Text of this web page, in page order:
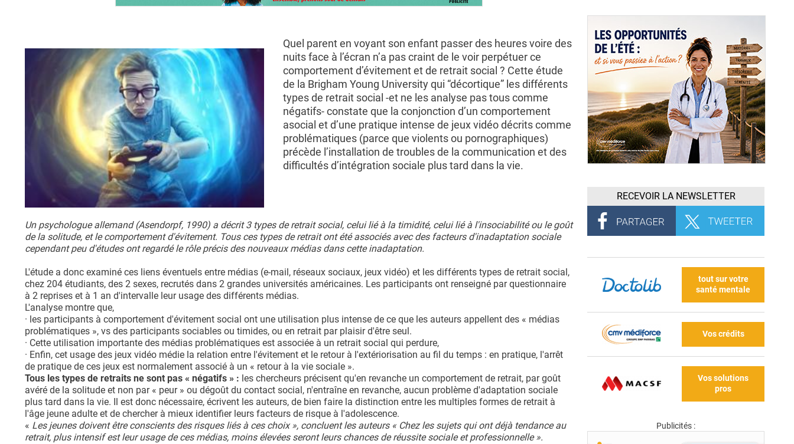
Quel parent en voyant son enfant passer des heures voire des
nuits face à l’écran n’a pas craint de le voir perpétuer ce
comportement d’évitement et de retrait social ? Cette étude
de la Brigham Young University qui “décortique” les différents
types de retrait social -et ne les analyse pas tous comme
négatifs- constate que la conjonction d’un comportement
asocial et d’une pratique intense de jeux vidéo décrits comme
problématiques (parce que violents ou pornographiques)
précède l’installation de troubles de la communication et des
difficultés d’intégration sociale plus tard dans la vie.
Un psychologue allemand (Asendorpf, 1990) a décrit 3 types de retrait social, celui lié à la timidité, celui lié à l'insociabilité ou le goût
de la solitude, et le comportement d'évitement. Tous ces types de retrait ont été associés avec des facteurs d'inadaptation sociale
cependant peu d'études ont regardé le rôle précis des nouveaux médias dans cette inadaptation.
L'étude a donc examiné ces liens éventuels entre médias (e-mail, réseaux sociaux, jeux vidéo) et les différents types de retrait social,
chez 204 étudiants, des 2 sexes, recrutés dans 2 grandes universités américaines. Les participants ont renseigné par questionnaire
à 2 reprises et à 1 an d'intervalle leur usage des différents médias.
L'analyse montre que,
· les participants à comportement d'évitement social ont une utilisation plus intense de ce que les auteurs appellent des « médias
problématiques », vs des participants sociables ou timides, ou en retrait par plaisir d'être seul.
· Cette utilisation importante des médias problématiques est associée à un retrait social qui perdure,
· Enfin, cet usage des jeux vidéo médie la relation entre l'évitement et le retour à l'extériorisation au fil du temps : en pratique, l'arrêt
de pratique de ces jeux est normalement associé à un « retour à la vie sociale ».
Tous les types de retraits ne sont pas « négatifs » : les chercheurs précisent qu'en revanche un comportement de retrait, par goût
avéré de la solitude et non par « peur » ou dégoût du contact social, n'entraîne en revanche, aucun problème d'adaptation sociale
plus tard dans la vie. Il est donc nécessaire, écrivent les auteurs, de bien faire la distinction entre les multiples formes de retrait à
l'âge jeune adulte et de chercher à mieux identifier leurs facteurs de risque à l'adolescence.
« Les jeunes doivent être conscients des risques liés à ces choix », concluent les auteurs « Chez les sujets qui ont déjà tendance au
retrait, plus intensif est leur usage de ces médias, moins élevées seront leurs chances de réussite sociale et professionnelle ».
RECEVOIR LA NEWSLETTER
tout sur votre
santé mentale
Vos crédits
Vos solutions
pros
Publicités :